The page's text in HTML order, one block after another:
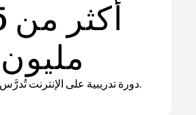
مليون
دورة تدريبية على الإنترنت تُدرَّس بثماني لغات.